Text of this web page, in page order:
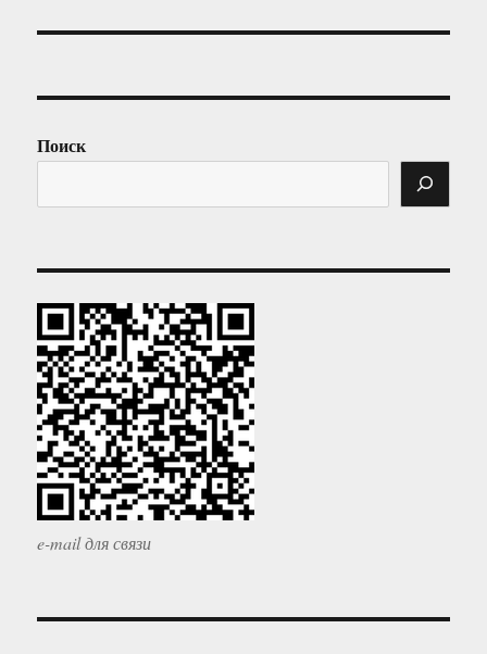
Поиск
e-mail для связи